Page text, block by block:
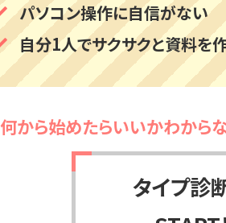
パソコン操作に自信がない
自分1人でサクサクと資料を
何から始めたらいいかわから
タイプ診